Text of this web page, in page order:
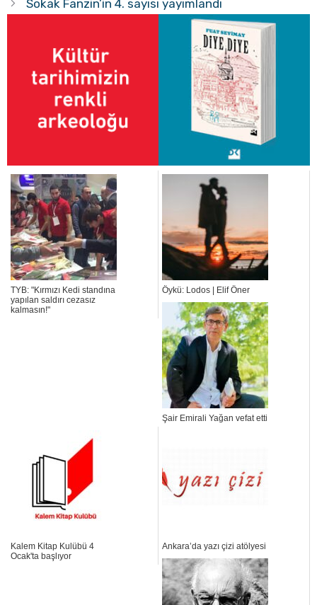
Sokak Fanzin’in 4. sayısı yayımlandı
TYB: "Kırmızı Kedi standına
yapılan saldırı cezasız
kalmasın!"
Öykü: Lodos | Elif Öner
Şair Emirali Yağan vefat etti
Kalem Kitap Kulübü 4
Ocak'ta başlıyor
Ankara’da yazı çizi atölyesi